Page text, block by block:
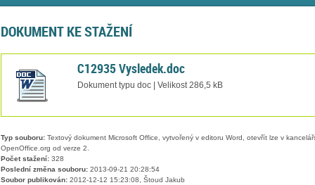
DOKUMENT KE STAŽENÍ
C12935 Vysledek.doc
Dokument typu doc | Velikost 286,5 kB
Typ souboru:Textový dokument Microsoft Office, vytvořený v editoru Word, otevřít lze v
OpenOffice.org od verze 2.
Počet stažení:328
Poslední změna souboru:2013-09-21 20:28:54
Soubor publikován:2012-12-12 15:23:08, Štoud Jakub